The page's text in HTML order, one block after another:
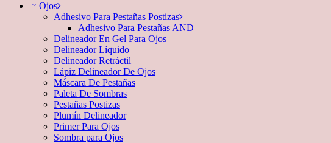
Ojos
Adhesivo Para Pestañas Postizas
Adhesivo Para Pestañas AND
Delineador En Gel Para Ojos
Delineador Líquido
Delineador Retráctil
Lápiz Delineador De Ojos
Máscara De Pestañas
Paleta De Sombras
Pestañas Postizas
Plumín Delineador
Primer Para Ojos
Sombra para Ojos